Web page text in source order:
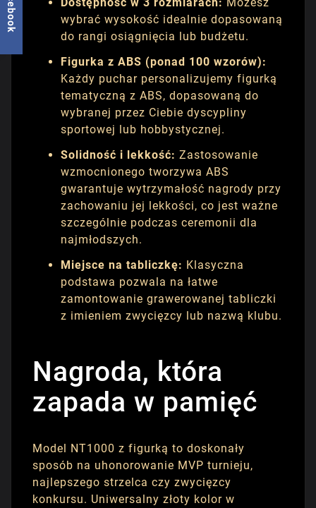
wybrać wysokość idealnie dopasowaną
do rangi osiągnięcia lub budżetu.
Figurka z ABS (ponad 100 wzorów):
Każdy puchar personalizujemy figurką
tematyczną z ABS, dopasowaną do
wybranej przez Ciebie dyscypliny
sportowej lub hobbystycznej.
Solidność i lekkość: Zastosowanie
wzmocnionego tworzywa ABS
gwarantuje wytrzymałość nagrody przy
zachowaniu jej lekkości, co jest ważne
szczególnie podczas ceremonii dla
najmłodszych.
Miejsce na tabliczkę: Klasyczna
podstawa pozwala na łatwe
zamontowanie grawerowanej tabliczki
z imieniem zwycięzcy lub nazwą klubu.
Nagroda, która
zapada w pamięć
Model NT1000 z figurką to doskonały
sposób na uhonorowanie MVP turnieju,
najlepszego strzelca czy zwycięzcy
konkursu. Uniwersalny złoty kolor w